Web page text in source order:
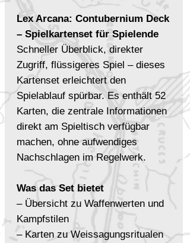
Lex Arcana: Contubernium Deck
– Spielkartenset für Spielende
Schneller Überblick, direkter
Zugriff, flüssigeres Spiel – dieses
Kartenset erleichtert den
Spielablauf spürbar. Es enthält 52
Karten, die zentrale Informationen
direkt am Spieltisch verfügbar
machen, ohne aufwendiges
Nachschlagen im Regelwerk.
Was das Set bietet
– Übersicht zu Waffenwerten und
Kampfstilen
– Karten zu Weissagungsritualen